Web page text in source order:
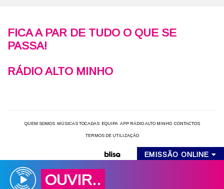
EMISSÃO ONLINE
OUVIR..
FICA A PAR DE TUDO O QUE SE
PASSA!
RÁDIO ALTO MINHO
QUEM SOMOS MÚSICAS TOCADAS EQUIPA APP RÁDIO ALTO MINHO CONTACTOS
TERMOS DE UTILIZAÇÃO